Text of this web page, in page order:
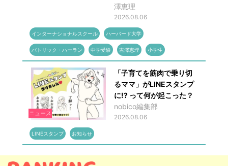
澤恵理
2026.08.06
インターナショナルスクール ハーバード大学
パトリック・ハーラン 中学受験 吉澤恵理 小学生
ニュース
「子育てを筋肉で乗り切
るママ」がLINEスタンプ
に!? って何が起こった？
nobico編集部
2026.08.06
LINEスタンプ お知らせ